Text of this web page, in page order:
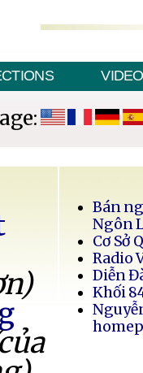
VIDEO
Bán
Ngôn
Cơ Sở
Radio
Diễn
Khối